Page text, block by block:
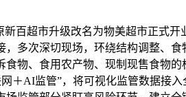
超市升级改名为物美超市正式开
多次深切现场，环绕结构调整、
物、食用农产物、现制现售食物
＋AI监管”，将可视化监管数据接